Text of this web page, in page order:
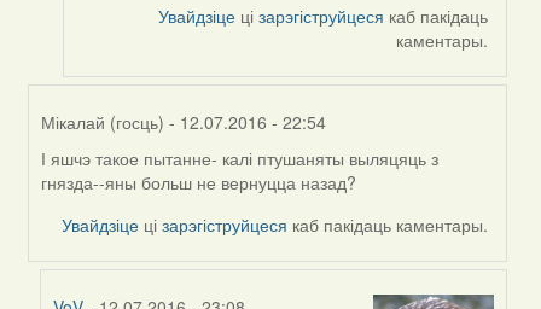
Увайдзіце цізарэгіструйцеся каб пакідаць
каментары.
Мікалай (госць) - 12.07.2016 - 22:54
In
reply
Harrier
І яшчэ такое пытанне- калі птушаняты выляцяць з
гнязда--яны больш не вернуцца назад?
Увайдзіце цізарэгіструйцеся каб пакідаць каментары.